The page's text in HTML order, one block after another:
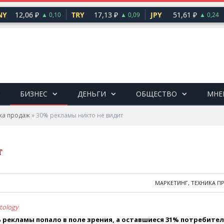
12,06 ₽ ▲ 0,10 TRY 17,13 ₽ ▲ 0,09 JPY 51,61 ₽ ▲ 0,24
БИЗНЕС ДЕНЬГИ ОБЩЕСТВО
продаж»30% рекламы никто не видит
МАРКЕТИНГ, ТЕХНИКА
рекламы попало в поле зрения, а оставшиеся 31%